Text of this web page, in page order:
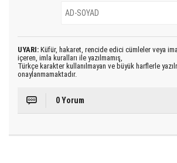
UYARI: Küfür, hakaret, rencide edici cümleler veya
içeren, imla kuralları ile yazılmamış,
Türkçe karakter kullanılmayan ve büyük harflerle
onaylanmamaktadır.
0 Yorum